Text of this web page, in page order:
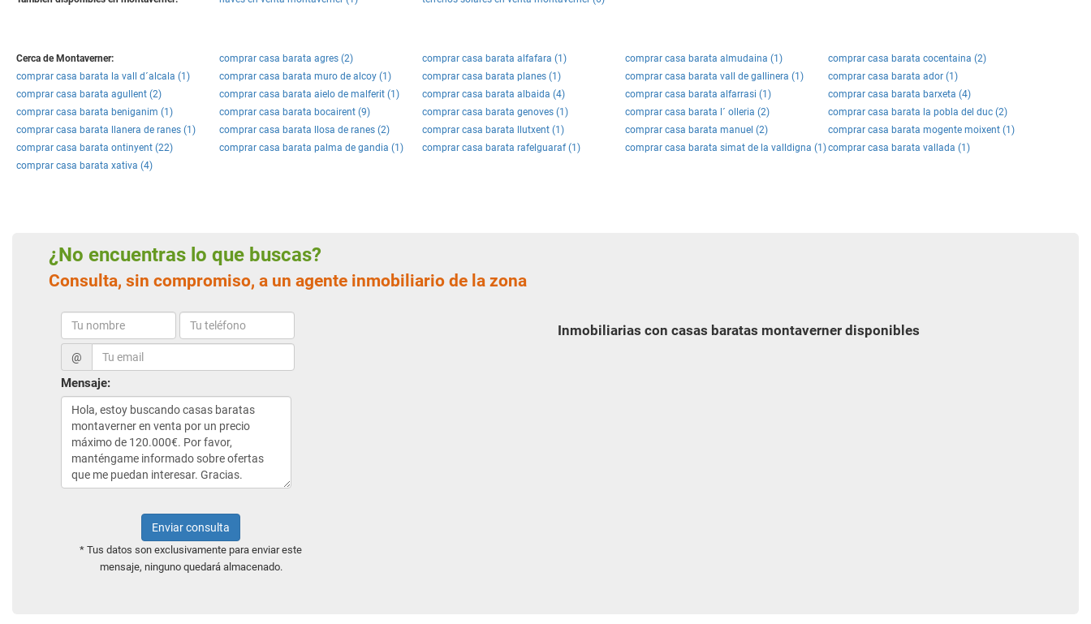
Cerca de Montaverner: comprar casa barata agres (2) comprar casa barata alfafara (1) comprar casa barata almudaina (1)
comprar casa barata cocentaina (2)
comprar casa barata la vall d´alcala (1)
comprar casa barata muro de alcoy (1) comprar casa barata planes (1) comprar casa barata vall de gallinera (1)
comprar casa barata ador (1)
comprar casa barata agullent (2)
comprar casa barata aielo de malferit (1) comprar casa barata albaida (4) comprar casa barata alfarrasi (1)
comprar casa barata barxeta (4)
comprar casa barata beniganim (1)
comprar casa barata bocairent (9) comprar casa barata genoves (1) comprar casa barata l´ olleria (2)
comprar casa barata la pobla del duc (2)
comprar casa barata llanera de ranes (1)
comprar casa barata llosa de ranes (2) comprar casa barata llutxent (1) comprar casa barata manuel (2)
comprar casa barata mogente moixent (1)
comprar casa barata ontinyent (22)
comprar casa barata palma de gandia (1) comprar casa barata rafelguaraf (1) comprar casa barata simat de la valldigna (1)comprar casa barata vallada (1)
comprar casa barata xativa (4)
¿No encuentras lo que buscas?
Consulta, sin compromiso, a un agente inmobiliario de la zona
@
Mensaje:
Enviar consulta
* Tus datos son exclusivamente para enviar este
mensaje, ninguno quedará almacenado.
Inmobiliarias con casas baratas montaverner disponibles